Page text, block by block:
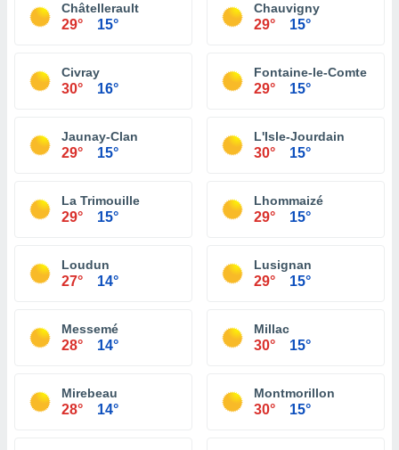
Châtellerault
29° 15°
Chauvigny
29° 15°
Civray
30° 16°
Fontaine-le-Comte
29° 15°
Jaunay-Clan
29° 15°
L'Isle-Jourdain
30° 15°
La Trimouille
29° 15°
Lhommaizé
29° 15°
Loudun
27° 14°
Lusignan
29° 15°
Messemé
28° 14°
Millac
30° 15°
Mirebeau
28° 14°
Montmorillon
30° 15°